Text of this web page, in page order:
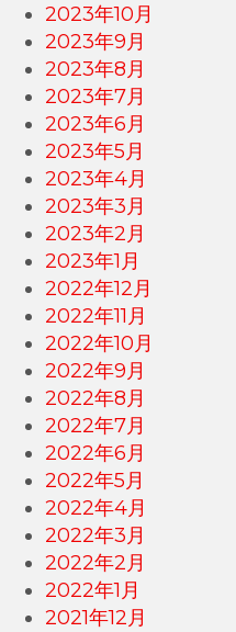
2023年10月
2023年9月
2023年8月
2023年7月
2023年6月
2023年5月
2023年4月
2023年3月
2023年2月
2023年1月
2022年12月
2022年11月
2022年10月
2022年9月
2022年8月
2022年7月
2022年6月
2022年5月
2022年4月
2022年3月
2022年2月
2022年1月
2021年12月